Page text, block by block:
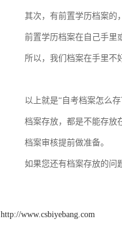
其次，有前置学历档案的
前置学历档案在自己手里
所以，我们档案在手里不
以上就是“ 自考档案怎么
档案存放，都是不能存放
档案审核提前做准备。
如果您还有档案存放的问
http://www.csbiyebang.com